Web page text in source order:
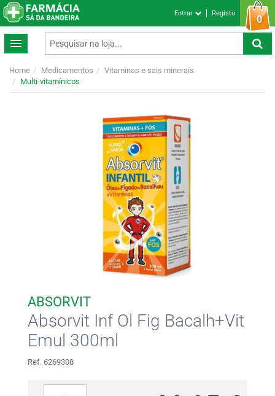
0
Entrar Registo
Home Medicamentos
Vitaminas e sais minerais
Multi-vitamínicos
ABSORVIT
Absorvit Inf Ol Fig Bacalh+Vit
Emul 300ml
Ref. 6269308